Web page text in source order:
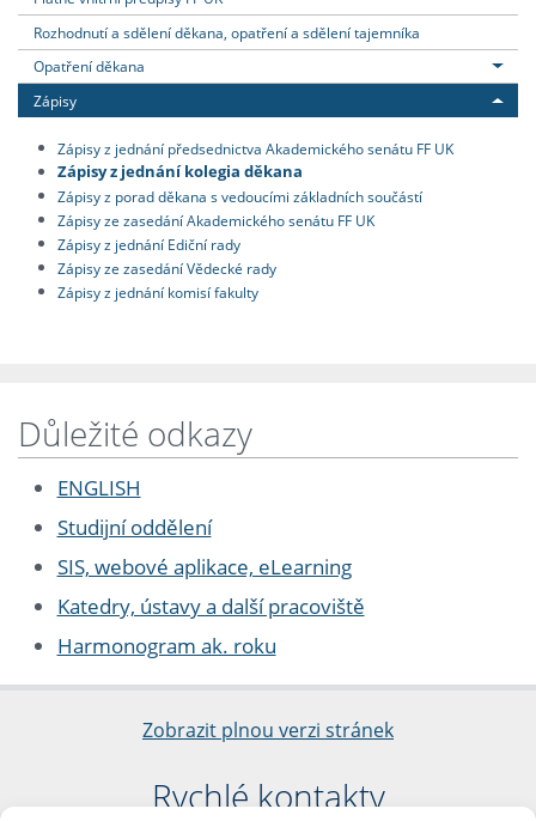
Rozhodnutí a sdělení děkana, opatření a sdělení tajemníka
Opatření děkana
Zápisy
Zápisy z jednání předsednictva Akademického senátu FF UK
Zápisy z jednání kolegia děkana
Zápisy z porad děkana s vedoucími základních součástí
Zápisy ze zasedání Akademického senátu FF UK
Zápisy z jednání Ediční rady
Zápisy ze zasedání Vědecké rady
Zápisy z jednání komisí fakulty
Důležité odkazy
ENGLISH
Studijní oddělení
SIS, webové aplikace, eLearning
Katedry, ústavy a další pracoviště
Harmonogram ak. roku
Zobrazit plnou verzi stránek
Rychlé kontakty